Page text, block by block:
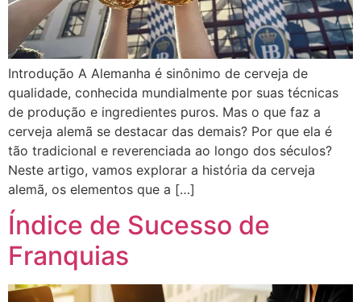
Introdução A Alemanha é sinônimo de cerveja de
qualidade, conhecida mundialmente por suas técnicas
de produção e ingredientes puros. Mas o que faz a
cerveja alemã se destacar das demais? Por que ela é
tão tradicional e reverenciada ao longo dos séculos?
Neste artigo, vamos explorar a história da cerveja
alemã, os elementos que a […]
Índice de Sucesso de
Franquias